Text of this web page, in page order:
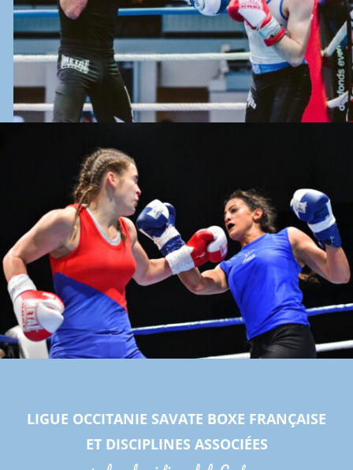
LIGUE OCCITANIE SAVATE BOXE FRANÇAISE
ET DISCIPLINES ASSOCIÉES